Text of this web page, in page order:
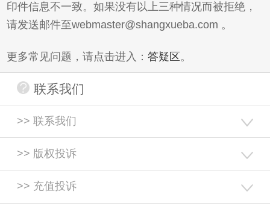
印件信息不一致。如果没有以上三种情况而被拒绝，
请发送邮件至webmaster@shangxueba.com 。
更多常见问题，请点击进入：答疑区。
联系我们
>> 联系我们
>> 版权投诉
>> 充值投诉